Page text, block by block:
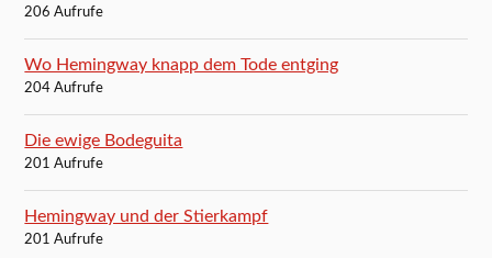
206 Aufrufe
Wo Hemingway knapp dem Tode entging
204 Aufrufe
Die ewige Bodeguita
201 Aufrufe
Hemingway und der Stierkampf
201 Aufrufe